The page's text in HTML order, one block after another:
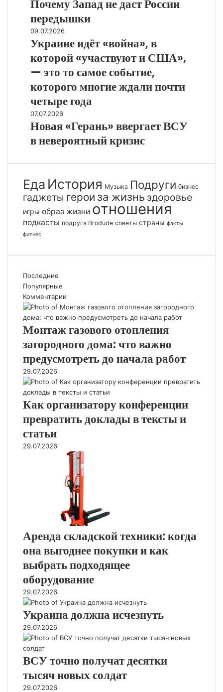
Почему
Запад
не
даст
России
передышки
Почему Запад не даст России
передышки
Украине
идёт
«война»,
в
которой
и
США»,
—
это
самое
которого
ждали
почти
четыре
09.07.2026
Украине идёт «война», в
которой «участвуют и США»,
— это то самое событие,
которого многие ждали почти
четыре года
Новая
«Герань»
ВСУ
невероятный
07.07.2026
Новая «Герань» ввергает ВСУ
в невероятный кризис
Еда История Музыка Подруги бизнес
гаджеты герои за жизнь здоровье
игры образ жизни отношения
подкасты подруга Brodude советы страны факты
фитнес
Последние
Популярные
Комментарии
Монтаж газового отопления
загородного дома: что важно
предусмотреть до начала работ
29.07.2026
Как организатору конференции
превратить доклады в тексты и
статьи
29.07.2026
Аренда складской техники: когда
она выгоднее покупки и как
выбрать подходящее
оборудование
29.07.2026
Украина должна исчезнуть
29.07.2026
ВСУ точно получат десятки
тысяч новых солдат
29.07.2026